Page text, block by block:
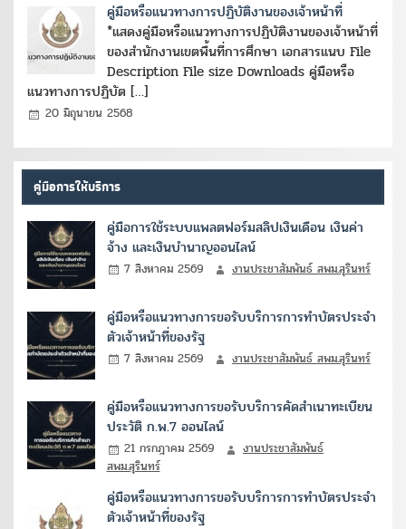
คู่มือหรือแนวทางการปฏิบัติงานของเจ้าหน้าที่
*แสดงคู่มือหรือแนวทางการปฏิบัติงานของเจ้าหน้าที่
ของสำนักงานเขตพื้นที่การศึกษา เอกสารแนบ File
Description File size Downloads คู่มือหรือ
แนวทางการปฏิบัต […]
20 มิถุนายน 2568
คู่มือการให้บริการ
คู่มือการใช้ระบบแพลตฟอร์มสลิปเงินเดือน เงินค่า
จ้าง และเงินบำนาญออนไลน์
7 สิงหาคม 2569 งานประชาสัมพันธ์ สพม.สุรินทร์
คู่มือหรือแนวทางการขอรับบริการการทำบัตรประจำ
ตัวเจ้าหน้าที่ของรัฐ
7 สิงหาคม 2569 งานประชาสัมพันธ์ สพม.สุรินทร์
คู่มือหรือแนวทางการขอรับบริการคัดสำเนาทะเบียน
ประวัติ ก.พ.7 ออนไลน์
21 กรกฎาคม 2569
งานประชาสัมพันธ์
สพม.สุรินทร์
คู่มือหรือแนวทางการขอรับบริการการทำบัตรประจำ
ตัวเจ้าหน้าที่ของรัฐ